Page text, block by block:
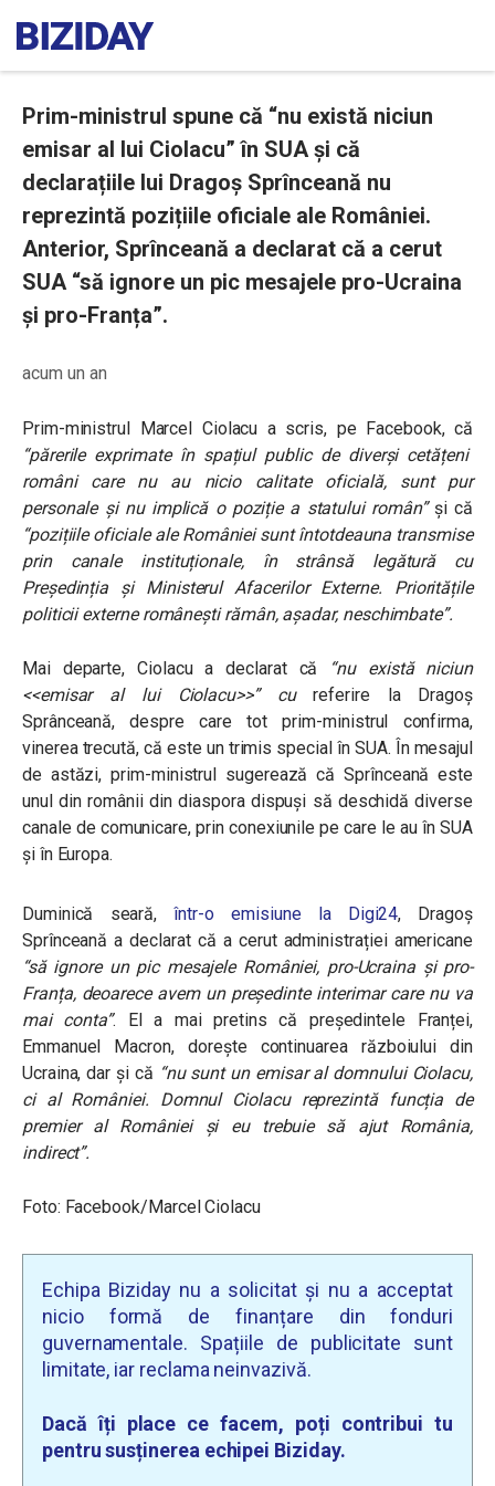
Prim-ministrul spune că “nu există niciun
emisar al lui Ciolacu” în SUA și că
declarațiile lui Dragoș Sprînceană nu
reprezintă pozițiile oficiale ale României.
Anterior, Sprînceană a declarat că a cerut
SUA “să ignore un pic mesajele pro-Ucraina
și pro-Franța”.
acum un an
Prim-ministrul Marcel Ciolacu a scris, pe Facebook, că
“părerile exprimate în spațiul public de diverși cetățeni
români care nu au nicio calitate oficială, sunt pur
personale și nu implică o poziție a statului român”și că
“pozițiile oficiale ale României sunt întotdeauna transmise
prin canale instituționale, în strânsă legătură cu
Președinția și Ministerul Afacerilor Externe. Prioritățile
politicii externe românești rămân, așadar, neschimbate”.
Mai departe, Ciolacu a declarat că “nu există niciun
<<emisar al lui Ciolacu>>” cureferire la Dragoș
Sprânceană, despre care tot prim-ministrul confirma,
vinerea trecută, că este un trimis special în SUA. În mesajul
de astăzi, prim-ministrul sugerează că Sprînceană este
unul din românii din diaspora dispuși să deschidă diverse
canale de comunicare, prin conexiunile pe care le au în SUA
și în Europa.
Duminică seară,într-o emisiune la Digi24, Dragoș
Sprînceană a declarat că a cerut administrației americane
“să ignore un pic mesajele României, pro-Ucraina și pro-
Franța, deoarece avem un președinte interimar care nu va
mai conta”. El a mai pretins că președintele Franței,
Emmanuel Macron, dorește continuarea războiului din
Ucraina, dar și că “nu sunt un emisar al domnului Ciolacu,
ci al României. Domnul Ciolacu reprezintă funcția de
premier al României și eu trebuie să ajut România,
indirect”.
Foto: Facebook/Marcel Ciolacu
Echipa Biziday nu a solicitat și nu a acceptat
nicio formă de finanțare din fonduri
guvernamentale. Spațiile de publicitate sunt
limitate, iar reclama neinvazivă.
Dacă îți place ce facem, poți contribui tu
pentru susținerea echipei Biziday.